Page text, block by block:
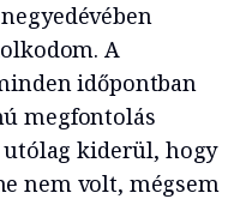
A
időpontban
megfontolás
kiderül, hogy
nem volt, mégsem